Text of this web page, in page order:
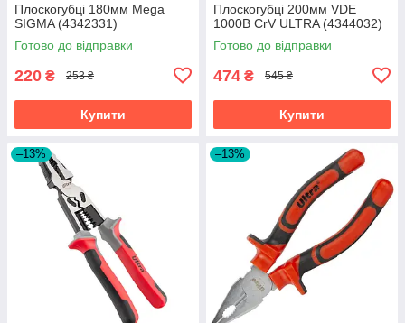
Плоскогубці 180мм Mega
SIGMA (4342331)
Готово до відправки
220 ₴ 253 ₴
Купити
Плоскогубці 200мм VDE
1000В CrV ULTRA (4344032)
Готово до відправки
474 ₴ 545 ₴
Купити
–13% –13%